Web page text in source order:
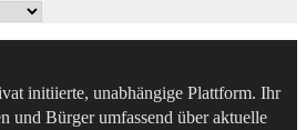
initiierte, unabhängige Plattform. Ihr
und Bürger umfassend über aktuelle